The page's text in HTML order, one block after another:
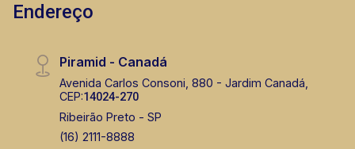
Endereço
Piramid - Canadá
Avenida Carlos Consoni, 880 - Jardim Canadá,
CEP:14024-270
Ribeirão Preto - SP
(16) 2111-8888